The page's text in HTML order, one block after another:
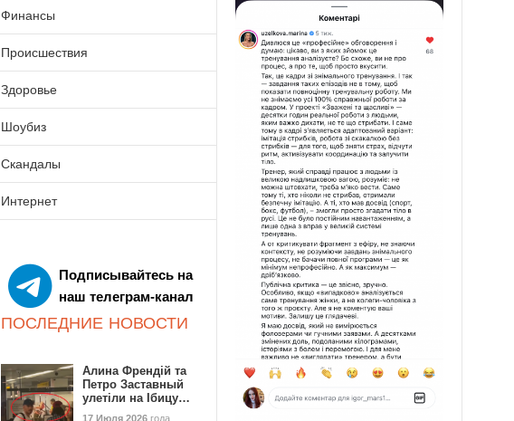
Финансы
Происшествия
Здоровье
Шоубиз
Скандалы
Интернет
Подписывайтесь на
наш телеграм-канал
ПОСЛЕДНИЕ НОВОСТИ
Алина Френдій та
Петро Заставный
улетіли на Ібицу…
17 Июля 2026 года